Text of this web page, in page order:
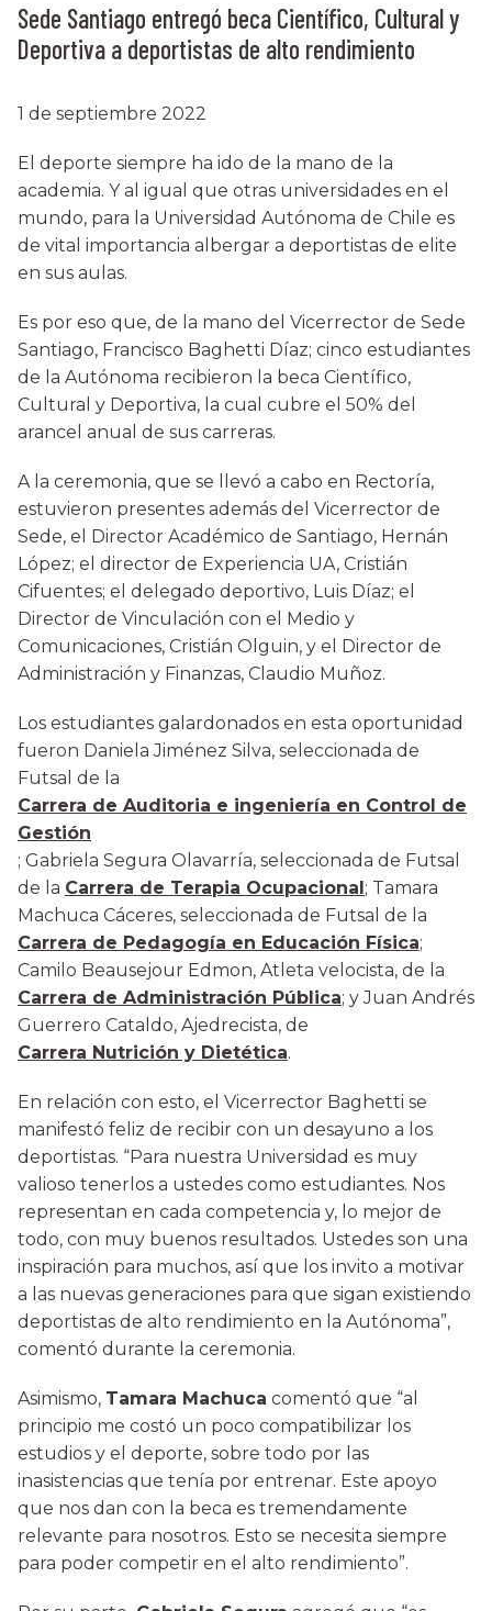
Sede Santiago entregó beca Científico, Cultural y
Deportiva a deportistas de alto rendimiento
1 de septiembre 2022
El deporte siempre ha ido de la mano de la
academia. Y al igual que otras universidades en el
mundo, para la Universidad Autónoma de Chile es
de vital importancia albergar a deportistas de elite
en sus aulas.
Es por eso que, de la mano del Vicerrector de Sede
Santiago, Francisco Baghetti Díaz; cinco estudiantes
de la Autónoma recibieron la beca Científico,
Cultural y Deportiva, la cual cubre el 50% del
arancel anual de sus carreras.
A la ceremonia, que se llevó a cabo en Rectoría,
estuvieron presentes además del Vicerrector de
Sede, el Director Académico de Santiago, Hernán
López; el director de Experiencia UA, Cristián
Cifuentes; el delegado deportivo, Luis Díaz; el
Director de Vinculación con el Medio y
Comunicaciones, Cristián Olguin, y el Director de
Administración y Finanzas, Claudio Muñoz.
Los estudiantes galardonados en esta oportunidad
fueron Daniela Jiménez Silva, seleccionada de
Futsal de la
Carrera de Auditoria e ingeniería en Control de
Gestión
; Gabriela Segura Olavarría, seleccionada de Futsal
de la Carrera de Terapia Ocupacional; Tamara
Machuca Cáceres, seleccionada de Futsal de la
Carrera de Pedagogía en Educación Física;
Camilo Beausejour Edmon, Atleta velocista, de la
Carrera de Administración Pública; y Juan Andrés
Guerrero Cataldo, Ajedrecista, de
Carrera Nutrición y Dietética.
En relación con esto, el Vicerrector Baghetti se
manifestó feliz de recibir con un desayuno a los
deportistas. “Para nuestra Universidad es muy
valioso tenerlos a ustedes como estudiantes. Nos
representan en cada competencia y, lo mejor de
todo, con muy buenos resultados. Ustedes son una
inspiración para muchos, así que los invito a motivar
a las nuevas generaciones para que sigan existiendo
deportistas de alto rendimiento en la Autónoma”,
comentó durante la ceremonia.
Asimismo, Tamara Machuca comentó que “al
principio me costó un poco compatibilizar los
estudios y el deporte, sobre todo por las
inasistencias que tenía por entrenar. Este apoyo
que nos dan con la beca es tremendamente
relevante para nosotros. Esto se necesita siempre
para poder competir en el alto rendimiento”.